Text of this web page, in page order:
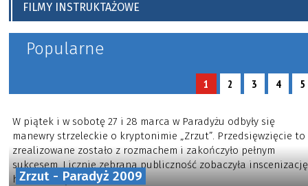
FILMY INSTRUKTAŻOWE
Popularne
1 2 3 4 5
Zrzut - Paradyż 2009
W piątek i w sobotę 27 i 28 marca w Paradyżu odbyły się
manewry strzeleckie o kryptonimie „Zrzut”. Przedsięwzięcie to
zrealizowane zostało z rozmachem i zakończyło pełnym
sukcesem. Licznie zebrana publiczność zobaczyła inscenizację
historyczną zrzutu...